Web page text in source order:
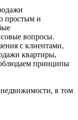
простым и
вопросы.
с клиентами,
квартиры,
принципы
недвижимости, в том